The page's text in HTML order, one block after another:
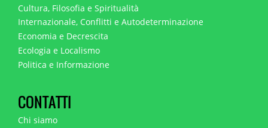
Cultura, Filosofia e Spiritualità
Internazionale, Conflitti e Autodeterminazione
Economia e Decrescita
Ecologia e Localismo
Politica e Informazione
CONTATTI
Chi siamo